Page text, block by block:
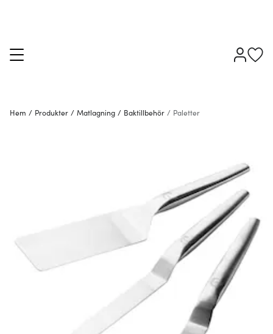
Hem / Produkter / Matlagning / Baktillbehör / Paletter